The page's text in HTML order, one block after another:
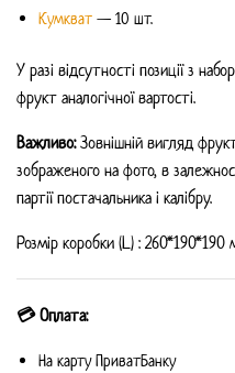
Кумкват — 10 шт.
У разі відсутності позиції з
фрукт аналогічної вартості.
Важливо:Зовнішній вигляд
зображеного на фото, в
партії постачальника і калібру.
Розмір коробки (L) : 260*190*190
💳 Оплата:
На карту ПриватБанку